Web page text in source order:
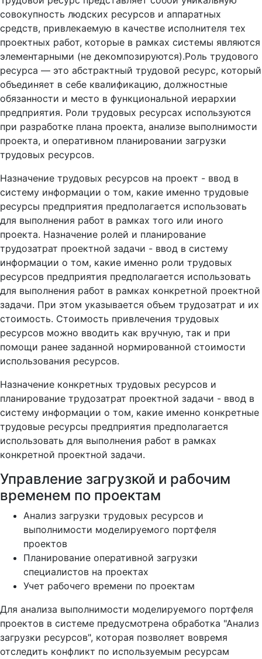
совокупность людских ресурсов и аппаратных
средств, привлекаемую в качестве исполнителя тех
проектных работ, которые в рамках системы являются
элементарными (не декомпозируются).Роль трудового
ресурса — это абстрактный трудовой ресурс, который
объединяет в себе квалификацию, должностные
обязанности и место в функциональной иерархии
предприятия. Роли трудовых ресурсах используются
при разработке плана проекта, анализе выполнимости
проекта, и оперативном планировании загрузки
трудовых ресурсов.
Назначение трудовых ресурсов на проект - ввод в
систему информации о том, какие именно трудовые
ресурсы предприятия предполагается использовать
для выполнения работ в рамках того или иного
проекта. Назначение ролей и планирование
трудозатрат проектной задачи - ввод в систему
информации о том, какие именно роли трудовых
ресурсов предприятия предполагается использовать
для выполнения работ в рамках конкретной проектной
задачи. При этом указывается объем трудозатрат и их
стоимость. Стоимость привлечения трудовых
ресурсов можно вводить как вручную, так и при
помощи ранее заданной нормированной стоимости
использования ресурсов.
Назначение конкретных трудовых ресурсов и
планирование трудозатрат проектной задачи - ввод в
систему информации о том, какие именно конкретные
трудовые ресурсы предприятия предполагается
использовать для выполнения работ в рамках
конкретной проектной задачи.
Управление загрузкой и рабочим
временем по проектам
Анализ загрузки трудовых ресурсов и
выполнимости моделируемого портфеля
проектов
Планирование оперативной загрузки
специалистов на проектах
Учет рабочего времени по проектам
Для анализа выполнимости моделируемого портфеля
проектов в системе предусмотрена обработка "Анализ
загрузки ресурсов", которая позволяет вовремя
отследить конфликт по используемым ресурсам